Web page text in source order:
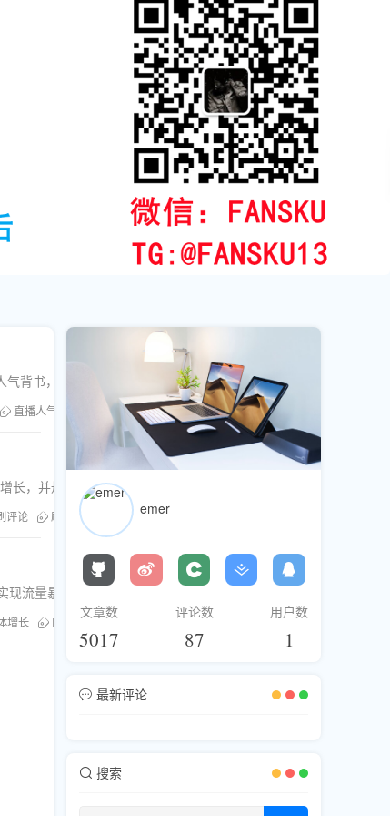
背书，有效提升算法推荐权重与真实观众参与度。
直播人气提升 刷直播观看 刷分享量 Facebook直播预告
，并规避账号风险。
评论 刷赞服务 Twitter刷粉
流量暴涨。
增长 Instagram刷赞 互动提升 粉丝库 刷分享量
emer
文章数
5017
评论数
87
用户数
1
最新评论
搜索